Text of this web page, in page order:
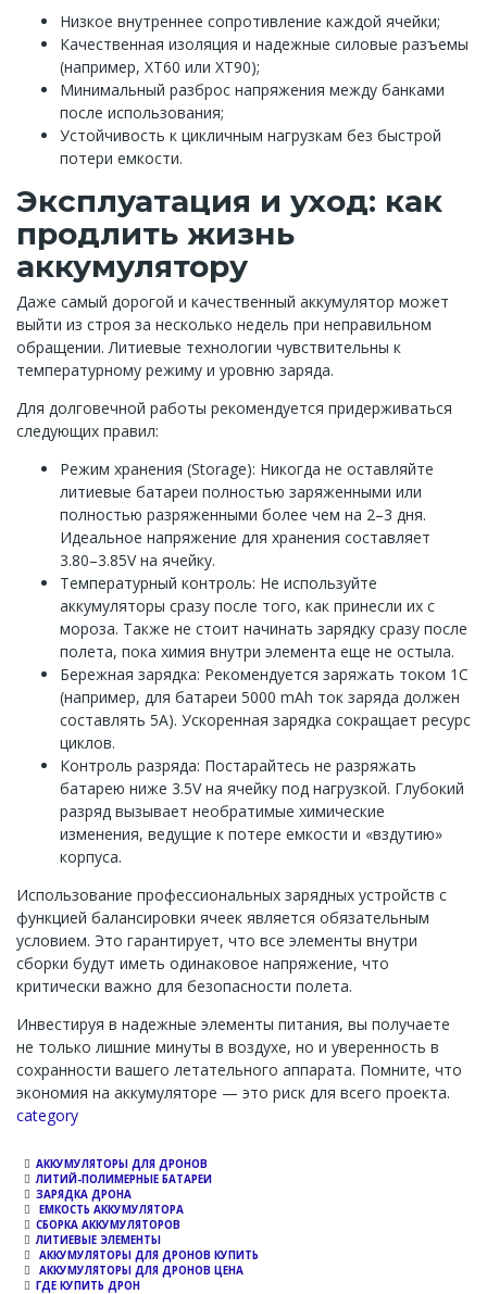
Низкое внутреннее сопротивление каждой ячейки;
Качественная изоляция и надежные силовые разъемы
(например, XT60 или XT90);
Минимальный разброс напряжения между банками
после использования;
Устойчивость к цикличным нагрузкам без быстрой
потери емкости.
Эксплуатация и уход: как
продлить жизнь
аккумулятору
Даже самый дорогой и качественный аккумулятор может
выйти из строя за несколько недель при неправильном
обращении. Литиевые технологии чувствительны к
температурному режиму и уровню заряда.
Для долговечной работы рекомендуется придерживаться
следующих правил:
Режим хранения (Storage): Никогда не оставляйте
литиевые батареи полностью заряженными или
полностью разряженными более чем на 2–3 дня.
Идеальное напряжение для хранения составляет
3.80–3.85V на ячейку.
Температурный контроль: Не используйте
аккумуляторы сразу после того, как принесли их с
мороза. Также не стоит начинать зарядку сразу после
полета, пока химия внутри элемента еще не остыла.
Бережная зарядка: Рекомендуется заряжать током 1C
(например, для батареи 5000 mAh ток заряда должен
составлять 5A). Ускоренная зарядка сокращает ресурс
циклов.
Контроль разряда: Постарайтесь не разряжать
батарею ниже 3.5V на ячейку под нагрузкой. Глубокий
разряд вызывает необратимые химические
изменения, ведущие к потере емкости и «вздутию»
корпуса.
Использование профессиональных зарядных устройств с
функцией балансировки ячеек является обязательным
условием. Это гарантирует, что все элементы внутри
сборки будут иметь одинаковое напряжение, что
критически важно для безопасности полета.
Инвестируя в надежные элементы питания, вы получаете
не только лишние минуты в воздухе, но и уверенность в
сохранности вашего летательного аппарата. Помните, что
экономия на аккумуляторе — это риск для всего проекта.
Channel
category
АККУМУЛЯТОРЫ ДЛЯ ДРОНОВ
ЛИТИЙ-ПОЛИМЕРНЫЕ БАТАРЕИ
ЗАРЯДКА ДРОНА
ЕМКОСТЬ АККУМУЛЯТОРА
СБОРКА АККУМУЛЯТОРОВ
ЛИТИЕВЫЕ ЭЛЕМЕНТЫ
АККУМУЛЯТОРЫ ДЛЯ ДРОНОВ КУПИТЬ
АККУМУЛЯТОРЫ ДЛЯ ДРОНОВ ЦЕНА
ГДЕ КУПИТЬ ДРОН